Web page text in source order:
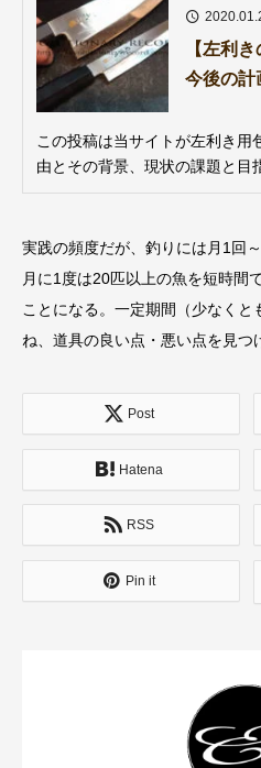
【左利
今後の計
この投稿は当サイトが左利き用
由とその背景、現状の課題と目
実践の頻度だが、釣りには月1回
月に1度は20匹以上の魚を短時間
ことになる。一定期間（少なく
ね、道具の良い点・悪い点を見つ
Post
Hatena
RSS
Pin it